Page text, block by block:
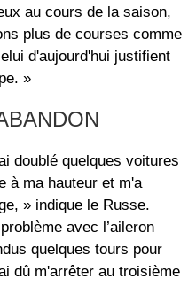
au cours de la saison,
plus de courses comme
d'aujourd'hui justifient
»
doublé quelques voitures
à ma hauteur et m'a
» indique le Russe.
avec l’aileron
quelques tours pour
dû m'arrêter au troisième